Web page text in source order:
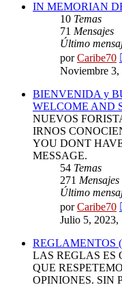
IN MEMORIAN
10 Temas
71 Mensajes
Último
porCaribe70
Noviembre 3,
BIENVENIDA y
WELCOME AND
NUEVOS
IRNOS
YOU DONT
MESSAGE.
54 Temas
271 Mensajes
Último
porCaribe70
Julio 5, 2023,
REGLAMENTOS
LAS REGLAS ES
QUE
OPINIONES. SIN